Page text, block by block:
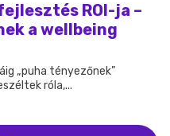
ROI-ja –
a wellbeing
„puha tényezőnek”
róla,...